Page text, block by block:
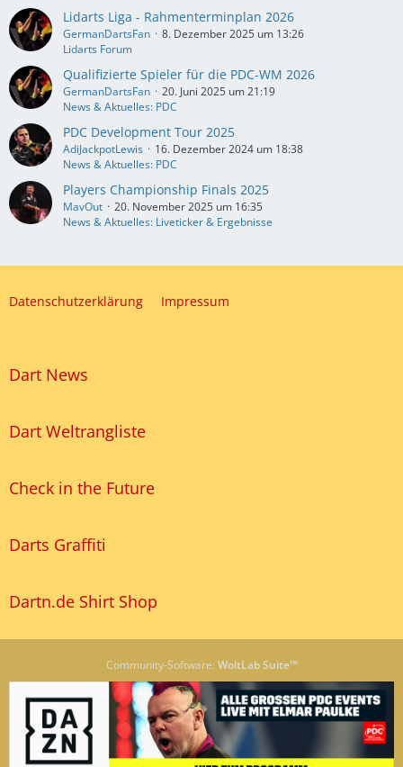
Lidarts Liga - Rahmenterminplan 2026
GermanDartsFan
8. Dezember 2025 um 13:26
Lidarts Forum
Qualifizierte Spieler für die PDC-WM 2026
GermanDartsFan
20. Juni 2025 um 21:19
News & Aktuelles: PDC
PDC Development Tour 2025
AdiJackpotLewis
16. Dezember 2024 um 18:38
News & Aktuelles: PDC
Players Championship Finals 2025
MavOut
20. November 2025 um 16:35
News & Aktuelles: Liveticker & Ergebnisse
Datenschutzerklärung Impressum
Dart News
Dart Weltrangliste
Check in the Future
Darts Graffiti
Dartn.de Shirt Shop
Community-Software: WoltLab Suite™